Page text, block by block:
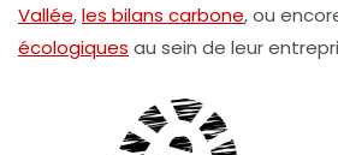
Vallée,les bilans carbone, ou
écologiques au sein de leur